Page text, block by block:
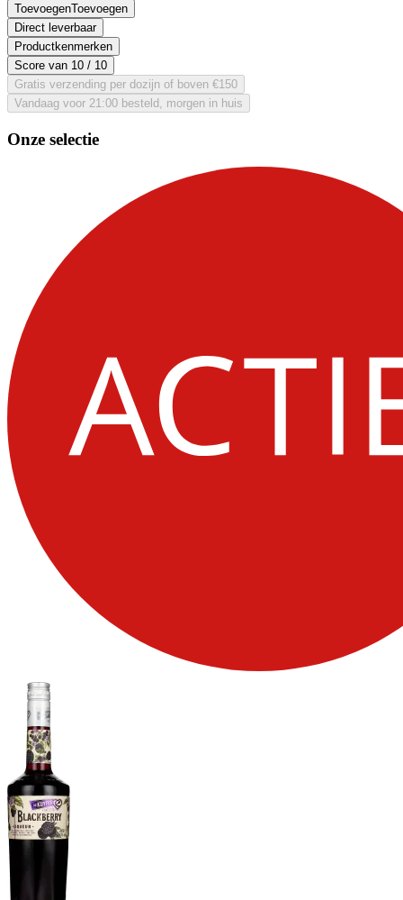
ToevoegenToevoegen
Direct leverbaar
Productkenmerken
Score van 10 / 10
Gratis verzending per dozijn of boven €150
Vandaag voor 21:00 besteld, morgen in huis
Onze selectie